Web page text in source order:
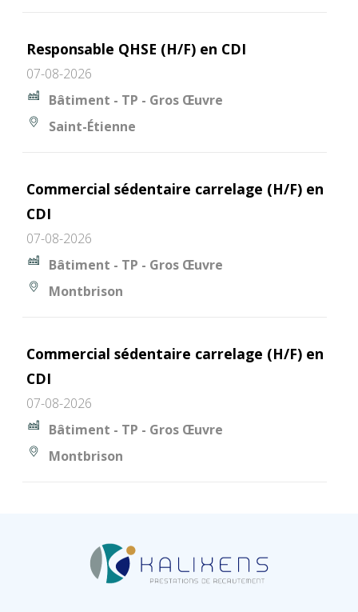
Responsable QHSE (H/F) en CDI
07-08-2026
Bâtiment - TP - Gros Œuvre
Saint-Étienne
Commercial sédentaire carrelage (H/F) en
CDI
07-08-2026
Bâtiment - TP - Gros Œuvre
Montbrison
Commercial sédentaire carrelage (H/F) en
CDI
07-08-2026
Bâtiment - TP - Gros Œuvre
Montbrison